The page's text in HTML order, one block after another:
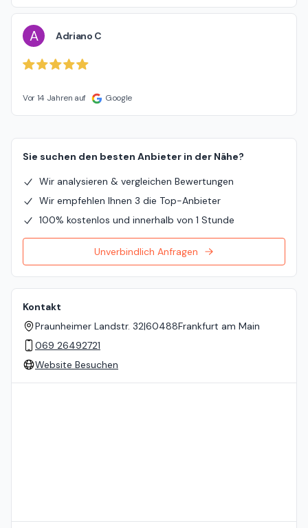
A Adriano C
Vor 14 Jahren auf Google
Sie suchen den besten Anbieter in der Nähe?
Wir analysieren & vergleichen Bewertungen
Wir empfehlen Ihnen 3 die Top-Anbieter
100% kostenlos und innerhalb von 1 Stunde
Unverbindlich Anfragen
Kontakt
Praunheimer Landstr. 32|60488Frankfurt am Main
069 26492721
Website Besuchen